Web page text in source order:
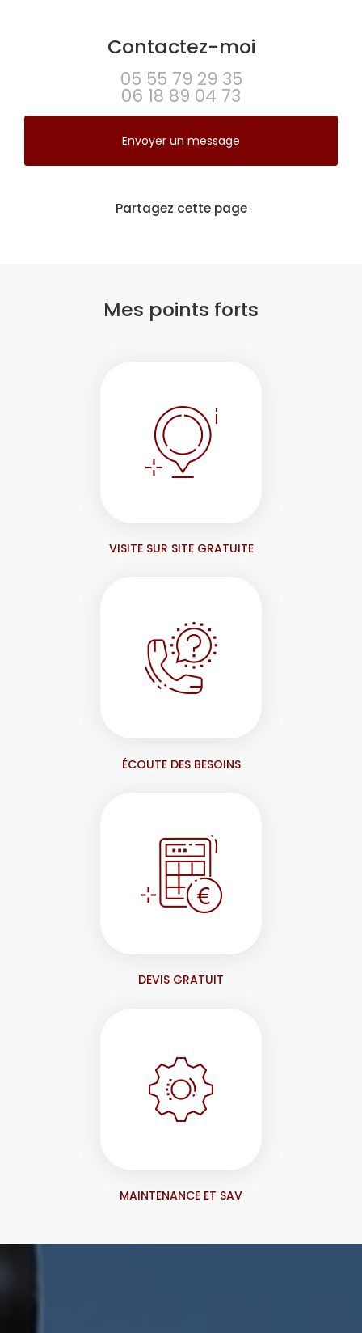
Contactez-moi
05 55 79 29 35
06 18 89 04 73
Envoyer un message
Partagez cette page
Mes points forts
VISITE SUR SITE GRATUITE
ÉCOUTE DES BESOINS
DEVIS GRATUIT
MAINTENANCE ET SAV